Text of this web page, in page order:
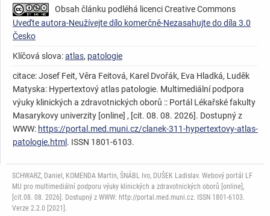
Obsah článku podléhá licenci Creative Commons
Uveďte autora-Neužívejte dílo komerčně-Nezasahujte do díla 3.0
Česko
Klíčová slova:atlas, patologie
citace: Josef Feit, Věra Feitová, Karel Dvořák, Eva Hladká, Luděk
Matyska: Hypertextový atlas patologie. Multimediální podpora
výuky klinických a zdravotnických oborů :: Portál Lékařské fakulty
Masarykovy univerzity [online] , [cit. 08. 08. 2026]. Dostupný z
WWW: https://portal.med.muni.cz/clanek-311-hypertextovy-atlas-
patologie.html. ISSN 1801-6103.
SCHWARZ, Daniel, KOMENDA Martin, ŠNÁBL Ivo, DUŠEK Ladislav. Webový portál LF
MU pro multimediální podporu výuky klinických a zdravotnických oborů [online],
[cit.08. 08. 2026]. Dostupný z WWW: http://portal.med.muni.cz. ISSN 1801-6103.
Verze 2.2.0 [2021].